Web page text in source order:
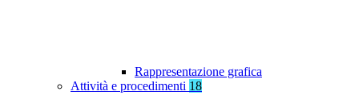
Rappresentazione grafica
Attività e procedimenti 18